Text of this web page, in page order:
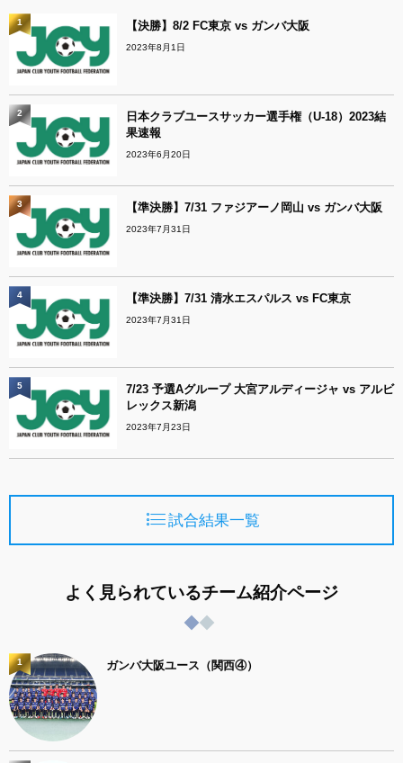
【決勝】8/2 FC東京 vs ガンバ大阪
2023年8月1日
1
日本クラブユースサッカー選手権（U-18）2023結
果速報
2023年6月20日
2
【準決勝】7/31 ファジアーノ岡山 vs ガンバ大阪
2023年7月31日
3
【準決勝】7/31 清水エスパルス vs FC東京
2023年7月31日
4
7/23 予選Aグループ 大宮アルディージャ vs アルビ
レックス新潟
2023年7月23日
5
試合結果一覧
よく見られているチーム紹介ページ
ガンバ大阪ユース（関西④）
1